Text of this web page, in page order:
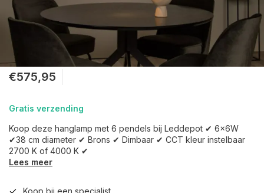
€575,95
Gratis verzending
Koop deze hanglamp met 6 pendels bij Leddepot ✔ 6x6W
✔38 cm diameter ✔ Brons ✔ Dimbaar ✔ CCT kleur instelbaar
2700 K of 4000 K ✔
Lees meer
Koop bij een specialist